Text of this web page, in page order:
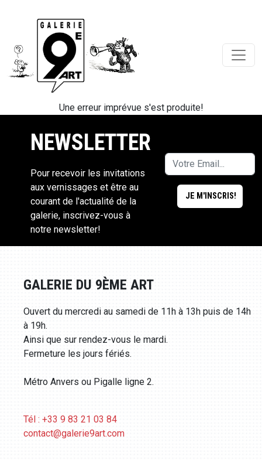
Une erreur imprévue s'est produite!
NEWSLETTER
Pour recevoir les invitations
aux vernissages et être au
courant de l'actualité de la
galerie, inscrivez-vous à
notre newsletter!
GALERIE DU 9ÈME ART
Ouvert du mercredi au samedi de 11h à 13h puis de 14h
à 19h.
Ainsi que sur rendez-vous le mardi.
Fermeture les jours fériés.
Métro Anvers ou Pigalle ligne 2.
Tél : +33 9 83 21 03 84
contact@galerie9art.com